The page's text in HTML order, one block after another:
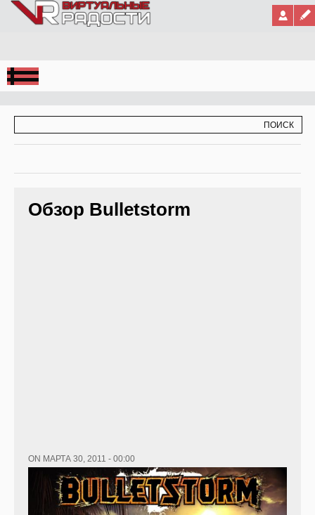
Jump to Navigation
Обзор Bulletstorm
ON МАРТА 30, 2011 - 00:00